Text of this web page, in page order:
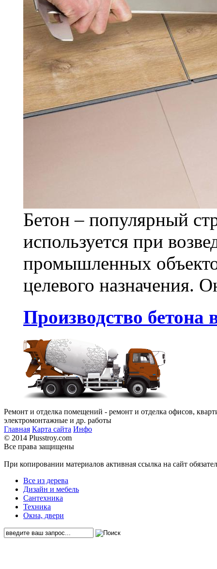
Бетон – популярный
используется при
промышленных
целевого назначения.
Производство бетона
Ремонт и отделка помещений - ремонт и отделка офисов,
электромонтажные и др. работы
Главная Карта сайта Инфо
© 2014 Plusstroy.com
Все права защищены
При копировании материалов активная ссылка на сайт
Все из дерева
Дизайн и мебель
Сантехника
Техника
Окна, двери